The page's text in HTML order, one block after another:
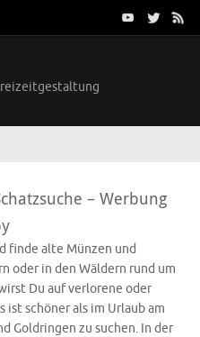
– Werbung
finde alte Münzen und
oder in den Wäldern rund um
Du auf verlorene oder
schöner als im Urlaub am
Goldringen zu suchen. In der